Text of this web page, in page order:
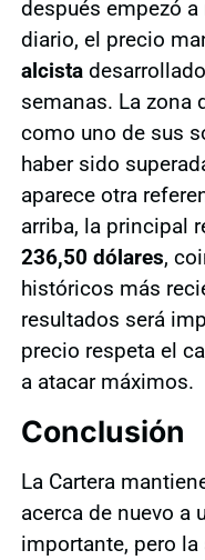
después empezó a
diario, el precio
alcista
semanas. La zona
como uno de sus
haber sido
aparece otra
arriba, la principal
236,50 dólares,
históricos más
resultados será
precio respeta el
a atacar máximos.
Conclusión
La Cartera
acerca de nuevo a
importante, pero